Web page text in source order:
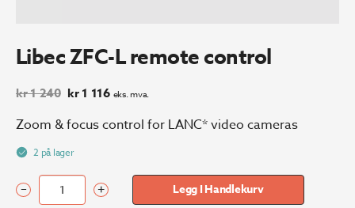
Libec ZFC-L remote control
kr1 240 Opprinnelig
var:
240.
kr1 116Nåværende
er:
eks. mva.
Zoom & focus control for LANC* video cameras
2 på lager
Libec
– + Legg I Handlekurv